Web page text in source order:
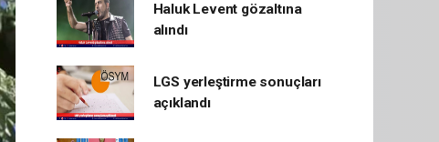
Haluk Levent gözaltına
alındı
LGS yerleştirme sonuçları
açıklandı